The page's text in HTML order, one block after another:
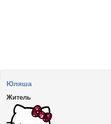
Юляша
Житель